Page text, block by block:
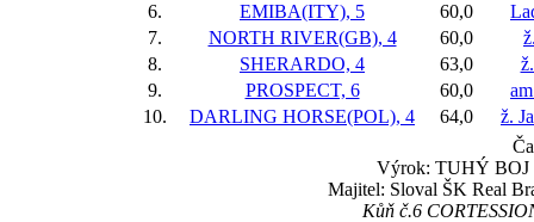
6.
EMIBA(ITY), 5 60,0
7.
NORTH RIVER(GB), 4 60,0
8.
SHERARDO, 4 63,0
9.
PROSPECT, 6 60,0
10.
DARLING HORSE(POL), 4 64,0
ž.
Výrok: TUHÝ BOJ
Majitel: Sloval ŠK Real
Kůň č.6